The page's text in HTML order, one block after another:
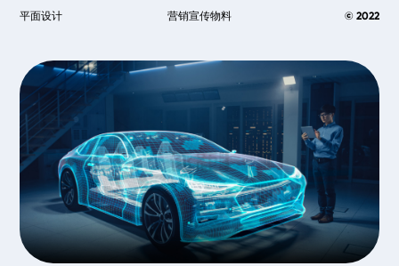
平面设计 营销宣传物料 © 2022
联系方式:*
您的需求:
留言: